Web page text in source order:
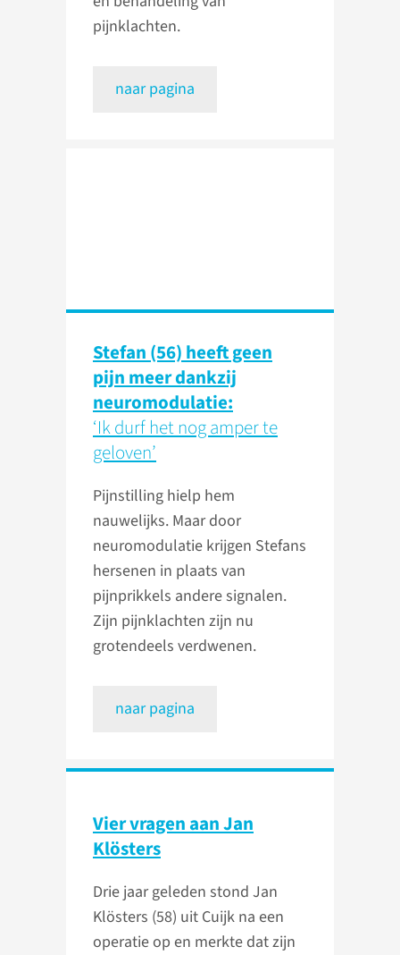
pijnklachten.
naar pagina
Stefan (56) heeft geen
pijn meer dankzij
neuromodulatie:
‘Ik durf het nog amper te
geloven’
Pijnstilling hielp hem
nauwelijks. Maar door
neuromodulatie krijgen Stefans
hersenen in plaats van
pijnprikkels andere signalen.
Zijn pijnklachten zijn nu
grotendeels verdwenen.
naar pagina
Vier vragen aan Jan
Klösters
Drie jaar geleden stond Jan
Klösters (58) uit Cuijk na een
operatie op en merkte dat zijn